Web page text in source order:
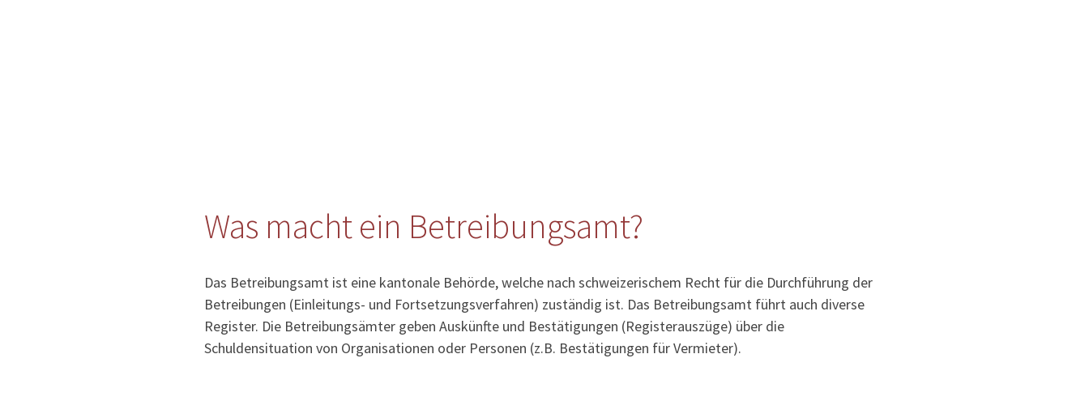
Was macht ein Betreibungsamt?
Das Betreibungsamt ist eine kantonale Behörde, welche nach schweizerischem Recht für die Durchführung der
Betreibungen (Einleitungs- und Fortsetzungsverfahren) zuständig ist. Das Betreibungsamt führt auch diverse
Register. Die Betreibungsämter geben Auskünfte und Bestätigungen (Registerauszüge) über die
Schuldensituation von Organisationen oder Personen (z.B. Bestätigungen für Vermieter).